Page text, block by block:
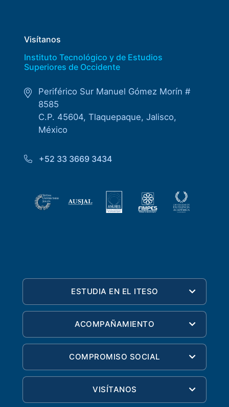
Visítanos
Instituto Tecnológico y de Estudios
Superiores de Occidente
Periférico Sur Manuel Gómez Morín #
8585
C.P. 45604, Tlaquepaque, Jalisco,
México
+52 33 3669 3434
ESTUDIA EN EL ITESO
ACOMPAÑAMIENTO
COMPROMISO SOCIAL
VISÍTANOS